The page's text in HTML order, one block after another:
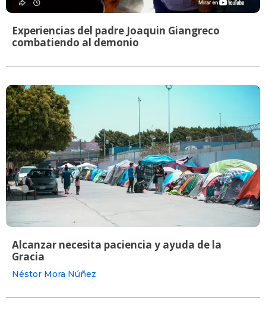
Experiencias del padre Joaquin Giangreco
combatiendo al demonio
Alcanzar necesita paciencia y ayuda de la
Gracia
Néstor Mora Núñez